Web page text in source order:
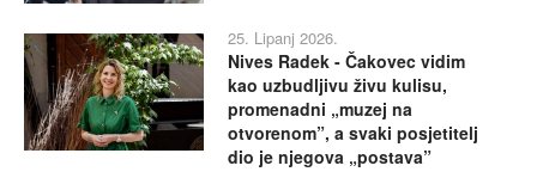
25. Lipanj 2026.
Nives Radek - Čakovec vidim
kao uzbudljivu živu kulisu,
promenadni „muzej na
otvorenom”, a svaki posjetitelj
dio je njegova „postava”